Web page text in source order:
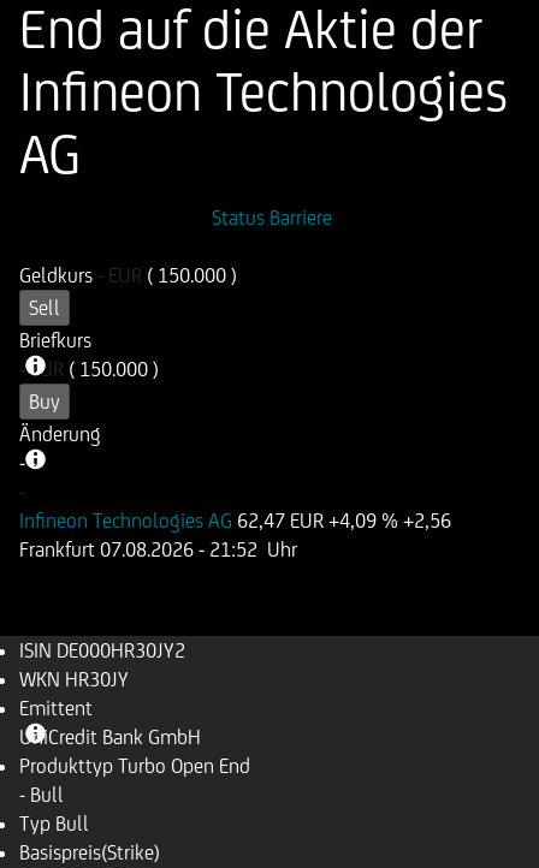
End auf die Aktie der
Infineon Technologies
AG
Status Barriere
Geldkurs - EUR ( 150.000 )
Sell
Briefkurs
-EUR ( 150.000 )
Buy
Änderung
--
-
Infineon Technologies AG 62,47 EUR +4,09 % +2,56
Frankfurt 07.08.2026 - 21:52 Uhr
ISIN DE000HR30JY2
WKN HR30JY
Emittent
UniCredit Bank GmbH
Produkttyp Turbo Open End
- Bull
Typ Bull
Basispreis(Strike)